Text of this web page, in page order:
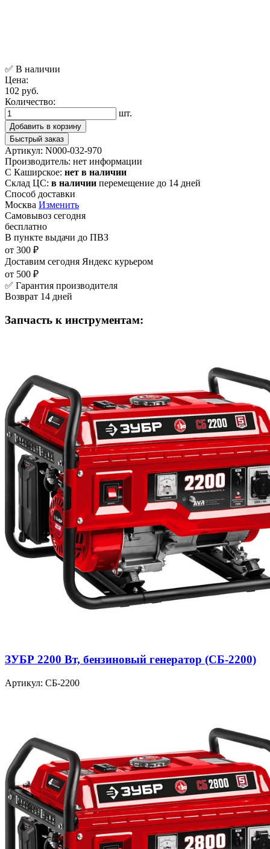
✅ В наличии
Цена:
102 руб.
Количество:
шт.
Добавить в корзину
Быстрый заказ
Артикул: N000-032-970
Производитель: нет информации
С Каширское: нет в наличии
Склад ЦС: в наличии перемещение до 14 дней
Способ доставки
Москва Изменить
Самовывоз сегодня
бесплатно
В пункте выдачи до ПВЗ
от 300 ₽
Доставим сегодня Яндекс курьером
от 500 ₽
✅ Гарантия производителя
Возврат 14 дней
Запчасть к инструментам:
ЗУБР 2200 Вт, бензиновый генератор (СБ-2200)
Артикул: СБ-2200